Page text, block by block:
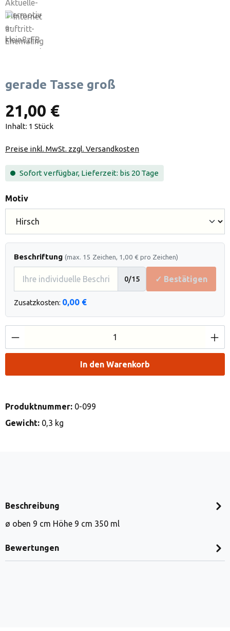
gerade Tasse groß
21,00 €
Inhalt: 1 Stück
Preise inkl. MwSt. zzgl. Versandkosten
Sofort verfügbar, Lieferzeit: bis 20 Tage
Motivauswählen
Beschriftung (max. 15 Zeichen, 1,00 € pro Zeichen)
0/15 ✓ Bestätigen
Zusatzkosten: 0,00 €
Produkt Anzahl: Gib den gewünschten
In den Warenkorb
Produktnummer: 0-099
Gewicht: 0,3 kg
Beschreibung
ø oben 9 cm Höhe 9 cm 350 ml
Bewertungen